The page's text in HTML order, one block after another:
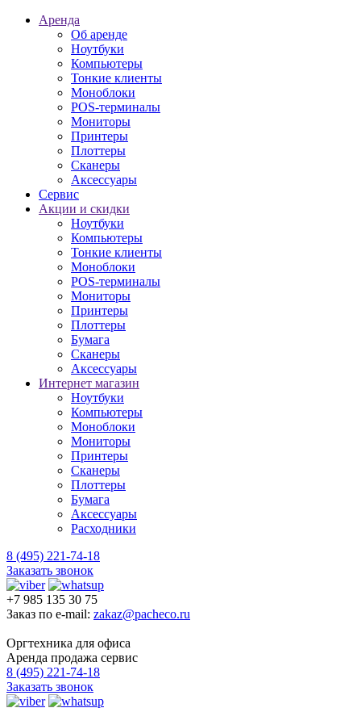
Аренда
Об аренде
Ноутбуки
Компьютеры
Тонкие клиенты
Моноблоки
POS-терминалы
Мониторы
Принтеры
Плоттеры
Сканеры
Аксессуары
Сервис
Акции и скидки
Ноутбуки
Компьютеры
Тонкие клиенты
Моноблоки
POS-терминалы
Мониторы
Принтеры
Плоттеры
Бумага
Сканеры
Аксессуары
Интернет магазин
Ноутбуки
Компьютеры
Моноблоки
Мониторы
Принтеры
Сканеры
Плоттеры
Бумага
Аксессуары
Расходники
8 (495) 221-74-18
Заказать звонок
+7 985 135 30 75
Заказ по e-mail: zakaz@pacheco.ru
Оргтехника для офиса
Аренда продажа сервис
8 (495) 221-74-18
Заказать звонок